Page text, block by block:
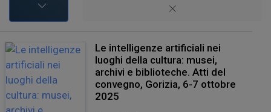
Le intelligenze artificiali nei
luoghi della cultura: musei,
archivi e biblioteche. Atti del
convegno, Gorizia, 6-7 ottobre
2025